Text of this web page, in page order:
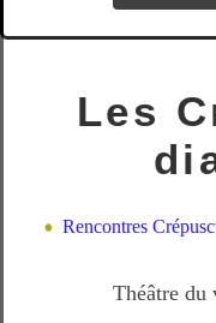
Les
Rencontres
Théâtre